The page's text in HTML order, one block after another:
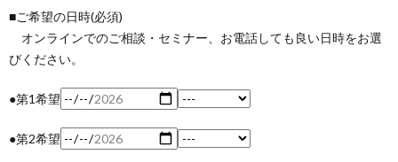
■ご希望の日時(必須)
オンラインでのご相談・セミナー、お電話しても良い日時をお選
びください。
●第1希望
●第2希望